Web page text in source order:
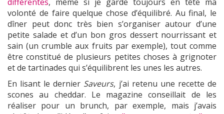
différentes, même si je garde toujours en tête ma
volonté de faire quelque chose d’équilibré. Au final, le
dîner peut donc très bien s’organiser autour d’une
petite salade et d’un bon gros dessert nourrissant et
sain (un crumble aux fruits par exemple), tout comme
être constitué de plusieurs petites choses à grignoter
et de tartinades qui s’équilibrent les unes les autres.
En lisant le dernier Saveurs, j’ai retenu une recette de
scones au cheddar. Le magazine conseillait de les
réaliser pour un brunch, par exemple, mais j’avais